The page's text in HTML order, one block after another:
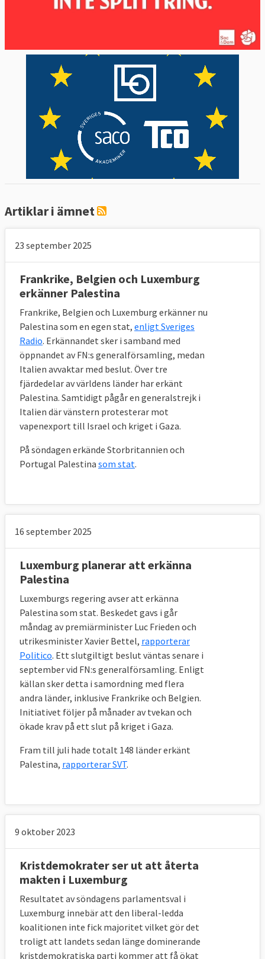
Artiklar i ämnet
23 september 2025
Frankrike, Belgien och Luxemburg
erkänner Palestina
Frankrike, Belgien och Luxemburg erkänner nu
Palestina som en egen stat, enligt Sveriges
Radio. Erkännandet sker i samband med
öppnandet av FN:s generalförsamling, medan
Italien avvaktar med beslut. Över tre
fjärdedelar av världens länder har erkänt
Palestina. Samtidigt pågår en generalstrejk i
Italien där vänstern protesterar mot
vapenexport till Israel och kriget i Gaza.
På söndagen erkände Storbritannien och
Portugal Palestina som stat.
16 september 2025
Luxemburg planerar att erkänna
Palestina
Luxemburgs regering avser att erkänna
Palestina som stat. Beskedet gavs i går
måndag av premiärminister Luc Frieden och
utrikesminister Xavier Bettel, rapporterar
Politico. Ett slutgiltigt beslut väntas senare i
september vid FN:s generalförsamling. Enligt
källan sker detta i samordning med flera
andra länder, inklusive Frankrike och Belgien.
Initiativet följer på månader av tvekan och
ökade krav på ett slut på kriget i Gaza.
Fram till juli hade totalt 148 länder erkänt
Palestina, rapporterar SVT.
9 oktober 2023
Kristdemokrater ser ut att återta
makten i Luxemburg
Resultatet av söndagens parlamentsval i
Luxemburg innebär att den liberal-ledda
koalitionen inte fick majoritet vilket gör det
troligt att landets sedan länge dominerande
kristdemokratiska parti kommer att få ökat